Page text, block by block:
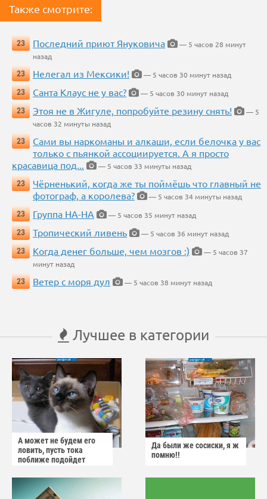
Также смотрите:
23 Последний приют Януковича
— 5 часов 28 минут
назад
23
Нелегал из Мексики!
— 5 часов 30 минут назад
23
Санта Клаус не у вас?
— 5 часов 30 минут назад
23
Этоя не в Жигуле, попробуйте резину снять!
— 5
часов 32 минуты назад
23
Сами вы наркоманы и алкаши, если белочка у вас
только с пьянкой ассоциируется. А я просто
красавица под...
— 5 часов 33 минуты назад
23
Чёрненький, когда же ты поймёшь что главный не
фотограф, а королева?
— 5 часов 34 минуты назад
23
Группа НА-НА
— 5 часов 35 минут назад
23
Тропический ливень
— 5 часов 36 минут назад
23
Когда денег больше, чем мозгов :)
— 5 часов 37
минут назад
23
Ветер с моря дул — 5 часов 38 минут назад
Лучшее в категории
А может не будем его
ловить, пусть тока
поближе подойдет
Да были же сосиски, я ж
помню!!